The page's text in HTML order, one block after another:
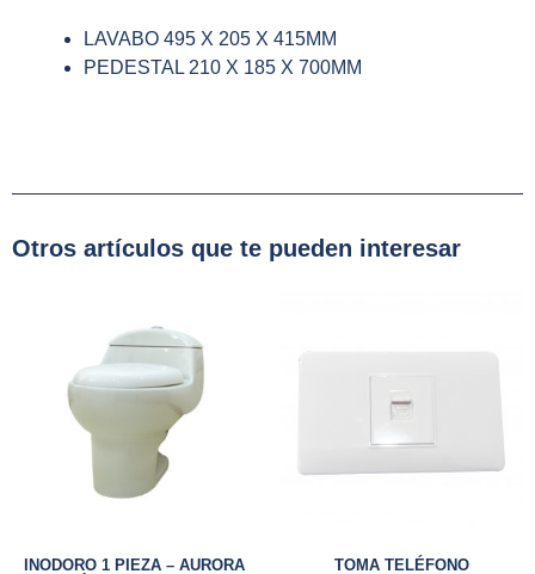
LAVABO 495 X 205 X 415MM
PEDESTAL 210 X 185 X 700MM
Otros artículos que te pueden interesar
INODORO 1 PIEZA – AURORA
TOMA TELÉFONO